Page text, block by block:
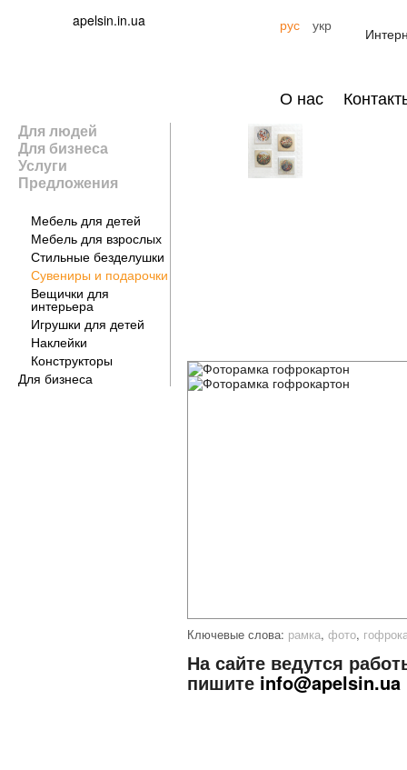
apelsin.in.ua рус укр
О нас
Для людей
Для бизнеса
Услуги
Предложения
Мебель для детей
Мебель для взрослых
Стильные безделушки
Сувениры и подарочки
Вещички для
интерьера
Игрушки для детей
Наклейки
Конструкторы
Для бизнеса
Ключевые слова: рамка, фото,
На сайте ведутся
пишите info@apelsin.ua